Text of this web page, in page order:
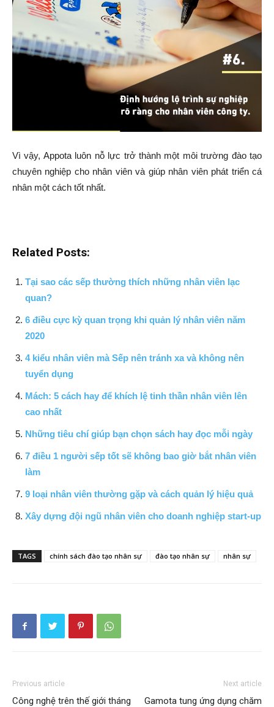
Vì vậy, Appota luôn nỗ lực trở thành một môi trường đào tạo
chuyên nghiệp cho nhân viên và giúp nhân viên phát triển cá
nhân một cách tốt nhất.
Related Posts:
Tại sao các sếp thường thích những nhân viên lạc
quan?
6 điều cực kỳ quan trọng khi quản lý nhân viên năm
2020
4 kiểu nhân viên mà Sếp nên tránh xa và không nên
tuyển dụng
Mách: 5 cách hay để khích lệ tinh thần nhân viên lên
cao nhất
Những tiêu chí giúp bạn chọn sách hay đọc mỗi ngày
7 điều 1 người sếp tốt sẽ không bao giờ bắt nhân viên
làm
9 loại nhân viên thường gặp và cách quản lý hiệu quả
Xây dựng đội ngũ nhân viên cho doanh nghiệp start-up
TAGS chính sách đào tạo nhân sự đào tạo nhân sự nhân sự
Previous article
Công nghệ trên thế giới tháng
Next article
Gamota tung ứng dụng chăm